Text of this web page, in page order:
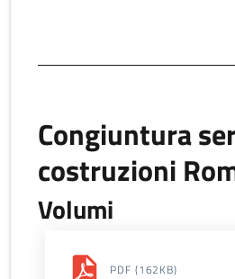
Congiuntura
costruzioni
Volumi
PDF (162KB)